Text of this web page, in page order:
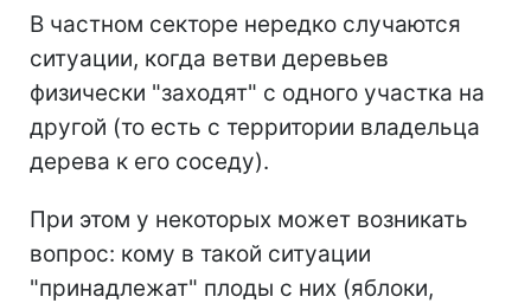
В частном секторе нередко случаются
ситуации, когда ветви деревьев
физически "заходят" с одного участка на
другой (то есть с территории владельца
дерева к его соседу).
При этом у некоторых может возникать
вопрос: кому в такой ситуации
"принадлежат" плоды с них (яблоки,